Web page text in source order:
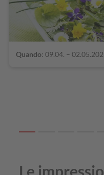
Quando: 09.04. –
Le